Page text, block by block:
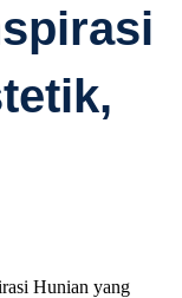
Hunian yang